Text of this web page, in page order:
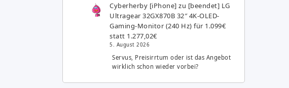
Cyberherby [iPhone] zu [beendet] LG
Ultragear 32GX870B 32″ 4K-OLED-
Gaming-Monitor (240 Hz) für 1.099€
statt 1.277,02€
5. August 2026
Servus, Preisirrtum oder ist das Angebot
wirklich schon wieder vorbei?